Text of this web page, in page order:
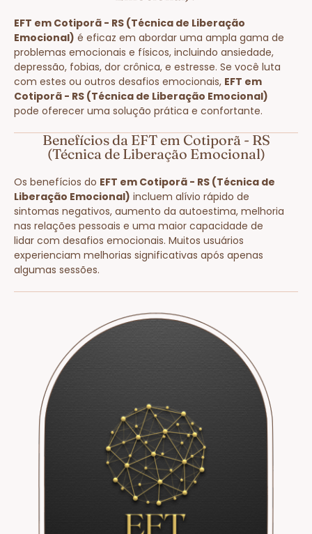
EFT em Cotiporã - RS (Técnica de Liberação
Emocional) é eficaz em abordar uma ampla gama de
problemas emocionais e físicos, incluindo ansiedade,
depressão, fobias, dor crônica, e estresse. Se você luta
com estes ou outros desafios emocionais, EFT em
Cotiporã - RS (Técnica de Liberação Emocional)
pode oferecer uma solução prática e confortante.
Benefícios da EFT em Cotiporã - RS
(Técnica de Liberação Emocional)
Os benefícios do EFT em Cotiporã - RS (Técnica de
Liberação Emocional) incluem alívio rápido de
sintomas negativos, aumento da autoestima, melhoria
nas relações pessoais e uma maior capacidade de
lidar com desafios emocionais. Muitos usuários
experienciam melhorias significativas após apenas
algumas sessões.